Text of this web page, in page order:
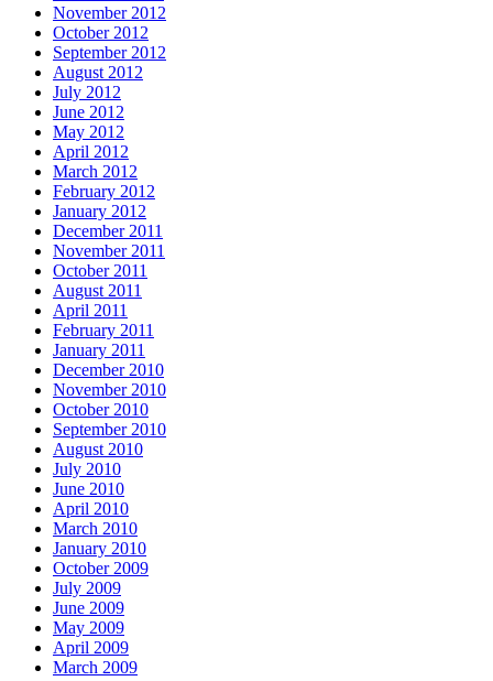
November 2012
October 2012
September 2012
August 2012
July 2012
June 2012
May 2012
April 2012
March 2012
February 2012
January 2012
December 2011
November 2011
October 2011
August 2011
April 2011
February 2011
January 2011
December 2010
November 2010
October 2010
September 2010
August 2010
July 2010
June 2010
April 2010
March 2010
January 2010
October 2009
July 2009
June 2009
May 2009
April 2009
March 2009